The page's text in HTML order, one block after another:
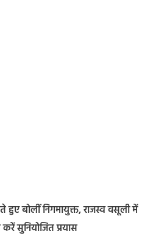
हुए बोलीं निगमायुक्त, राजस्व वसूली में
सुनियोजित प्रयास